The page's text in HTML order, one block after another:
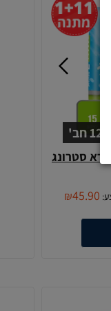
סטרונג
₪45.90